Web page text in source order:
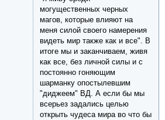
могущественных черных
магов, которые влияют на
меня силой своего намерения
видеть мир также как и все". В
итоге мы и заканчиваем, живя
как все, без личной силы и с
постоянно гоняющим
шарманку опостылевшим
"диджеем" ВД. А если бы мы
всерьез задались целью
открыть чудеса мира во что бы